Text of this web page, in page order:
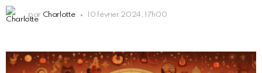
par Charlotte 10 février 2024, 17h00